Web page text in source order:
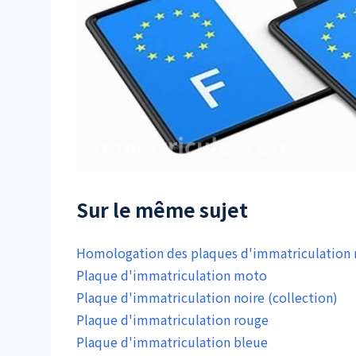
Sur le même sujet
Homologation des plaques d'immatriculation
Plaque d'immatriculation moto
Plaque d'immatriculation noire (collection)
Plaque d'immatriculation rouge
Plaque d'immatriculation bleue